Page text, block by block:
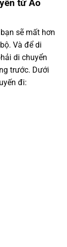
từ Ao
sẽ mất hơn
Và để di
di chuyển
trước. Dưới
đi: